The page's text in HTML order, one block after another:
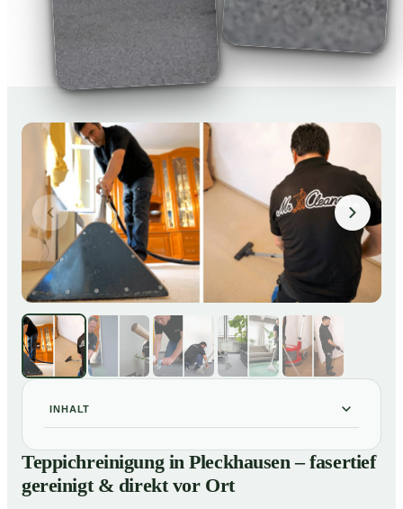
INHALT
01Teppichreinigung in Pleckhausen – fasertief gereinigt &
direkt vor Ort
Unsere Leistungen im Überblick
Teppichreinigung in Pleckhausen – fasertief
gereinigt & direkt vor Ort